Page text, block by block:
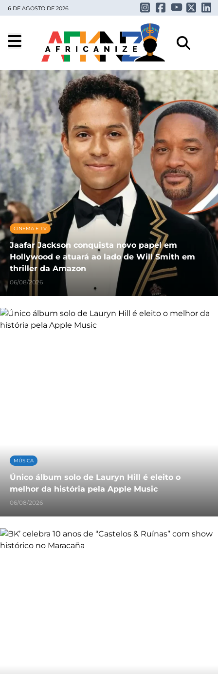
6 DE AGOSTO DE 2026
CINEMA E TV
Jaafar Jackson conquista novo papel em
Hollywood e atuará ao lado de Will Smith em
thriller da Amazon
06/08/2026
MÚSICA
Único álbum solo de Lauryn Hill é eleito o
melhor da história pela Apple Music
06/08/2026